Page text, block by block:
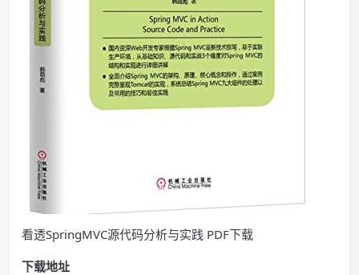
看透SpringMVC源代码分析与实践 PDF下载
下载地址